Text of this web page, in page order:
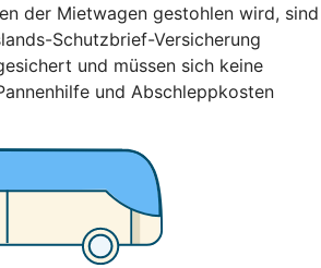
der Mietwagen gestohlen wird, sind
Schutzbrief-Versicherung
und müssen sich keine
und Abschleppkosten